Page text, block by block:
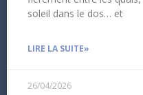
soleil dans le dos… et
LIRE LA SUITE»
26/04/2026